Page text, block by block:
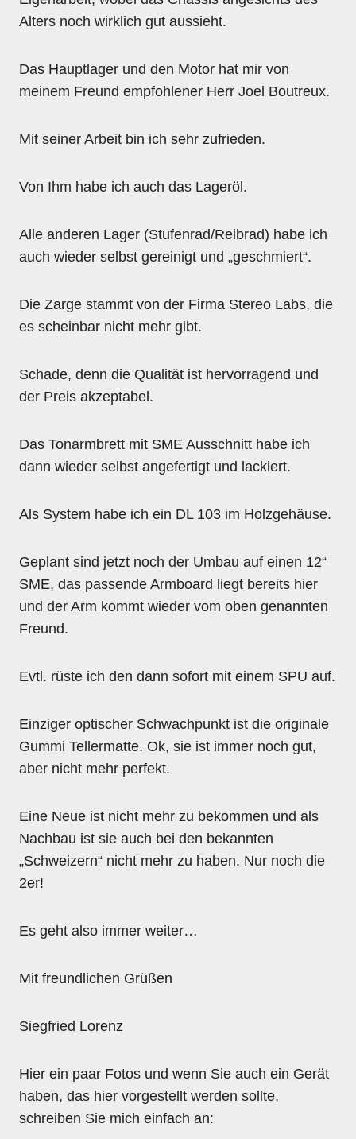
Alters noch wirklich gut aussieht.
Das Hauptlager und den Motor hat mir von
meinem Freund empfohlener Herr Joel Boutreux.
Mit seiner Arbeit bin ich sehr zufrieden.
Von Ihm habe ich auch das Lageröl.
Alle anderen Lager (Stufenrad/Reibrad) habe ich
auch wieder selbst gereinigt und „geschmiert“.
Die Zarge stammt von der Firma Stereo Labs, die
es scheinbar nicht mehr gibt.
Schade, denn die Qualität ist hervorragend und
der Preis akzeptabel.
Das Tonarmbrett mit SME Ausschnitt habe ich
dann wieder selbst angefertigt und lackiert.
Als System habe ich ein DL 103 im Holzgehäuse.
Geplant sind jetzt noch der Umbau auf einen 12“
SME, das passende Armboard liegt bereits hier
und der Arm kommt wieder vom oben genannten
Freund.
Evtl. rüste ich den dann sofort mit einem SPU auf.
Einziger optischer Schwachpunkt ist die originale
Gummi Tellermatte. Ok, sie ist immer noch gut,
aber nicht mehr perfekt.
Eine Neue ist nicht mehr zu bekommen und als
Nachbau ist sie auch bei den bekannten
„Schweizern“ nicht mehr zu haben. Nur noch die
2er!
Es geht also immer weiter…
Mit freundlichen Grüßen
Siegfried Lorenz
Hier ein paar Fotos und wenn Sie auch ein Gerät
haben, das hier vorgestellt werden sollte,
schreiben Sie mich einfach an: